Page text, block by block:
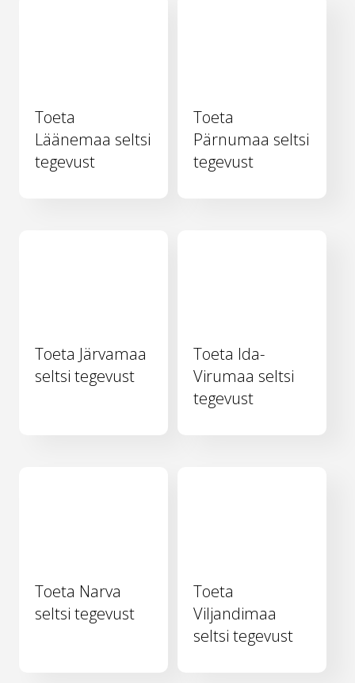
Toeta
Läänemaa seltsi
tegevust
Toeta
Pärnumaa seltsi
tegevust
Toeta Järvamaa
seltsi tegevust
Toeta Ida-
Virumaa seltsi
tegevust
Toeta Narva
seltsi tegevust
Toeta
Viljandimaa
seltsi tegevust